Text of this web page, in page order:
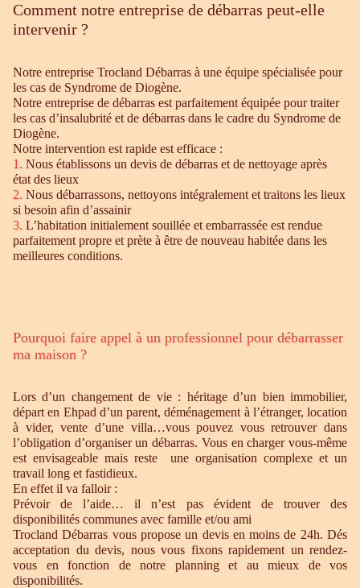
Comment notre entreprise de débarras peut-elle
intervenir ?
Notre entreprise Trocland Débarras à une équipe spécialisée pour
les cas de Syndrome de Diogène.
Notre entreprise de débarras est parfaitement équipée pour traiter
les cas d’insalubrité et de débarras dans le cadre du Syndrome de
Diogène.
Notre intervention est rapide est efficace :
1. Nous établissons un devis de débarras et de nettoyage après
état des lieux
2. Nous débarrassons, nettoyons intégralement et traitons les lieux
si besoin afin d’assainir
3. L’habitation initialement souillée et embarrassée est rendue
parfaitement propre et prète à être de nouveau habitée dans les
meilleures conditions.
Pourquoi faire appel à un professionnel pour débarrasser
ma maison ?
Lors d’un changement de vie : héritage d’un bien immobilier,
départ en Ehpad d’un parent, déménagement à l’étranger, location
à vider, vente d’une villa…vous pouvez vous retrouver dans
l’obligation d’organiser un débarras. Vous en charger vous-même
est envisageable mais reste une organisation complexe et un
travail long et fastidieux.
En effet il va falloir :
Prévoir de l’aide… il n’est pas évident de trouver des
disponibilités communes avec famille et/ou ami
Trocland Débarras vous propose un devis en moins de 24h. Dés
acceptation du devis, nous vous fixons rapidement un rendez-
vous en fonction de notre planning et au mieux de vos
disponibilités.